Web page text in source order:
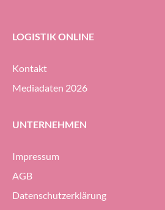
LOGISTIK ONLINE
Kontakt
Mediadaten 2026
UNTERNEHMEN
Impressum
AGB
Datenschutzerklärung